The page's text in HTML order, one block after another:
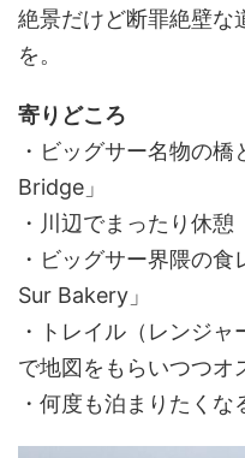
絶景だけど断罪絶壁な
を。
寄りどころ
・ビッグサー名物の
Bridge」
・川辺でまったり休憩
・ビッグサー界隈の
Sur Bakery」
・トレイル（レンジ
で地図をもらいつつオ
・何度も泊まりたく